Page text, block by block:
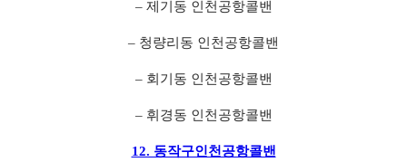
– 제기동 인천공항콜밴
– 청량리동 인천공항콜밴
– 회기동 인천공항콜밴
– 휘경동 인천공항콜밴
12. 동작구인천공항콜밴